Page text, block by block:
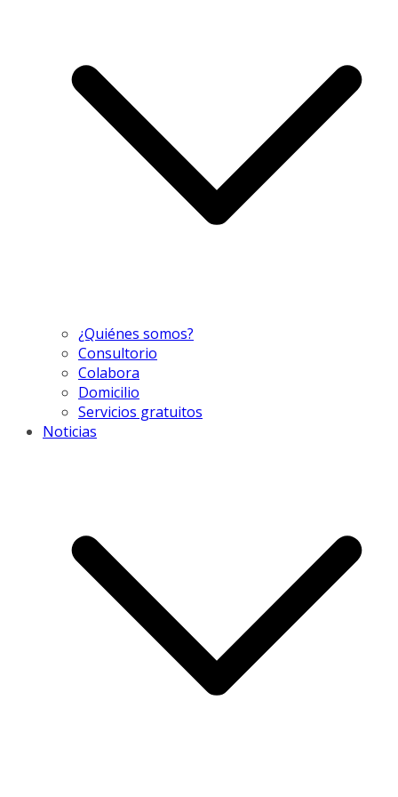
¿Quiénes somos?
Consultorio
Colabora
Domicilio
Servicios gratuitos
Noticias